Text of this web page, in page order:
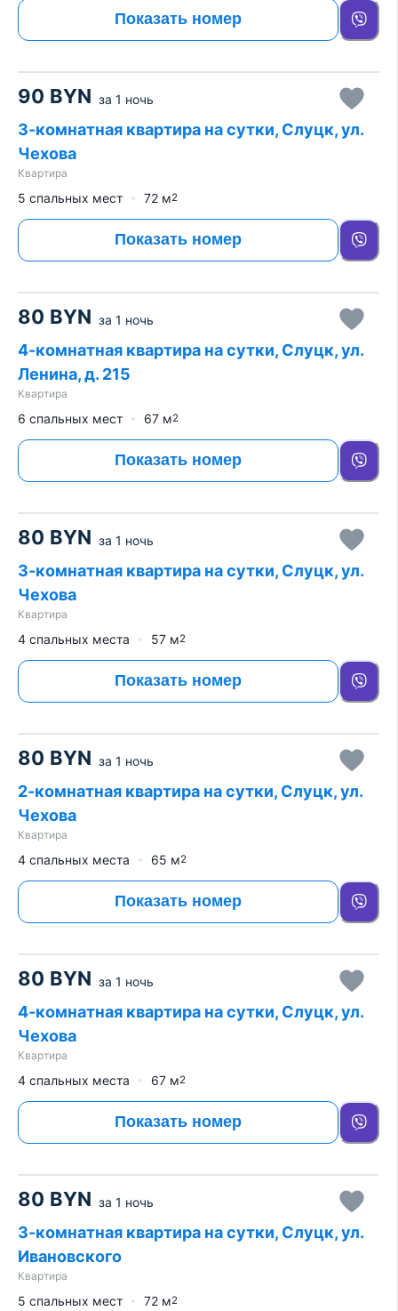
Показать номер
90 BYN за 1 ночь
3-комнатная квартира на сутки, Слуцк, ул.
Чехова
Квартира
5 спальных мест 72 м2
Показать номер
80 BYN за 1 ночь
4-комнатная квартира на сутки, Слуцк, ул.
Ленина, д. 215
Квартира
6 спальных мест 67 м2
Показать номер
80 BYN за 1 ночь
3-комнатная квартира на сутки, Слуцк, ул.
Чехова
Квартира
4 спальных места 57 м2
Показать номер
80 BYN за 1 ночь
2-комнатная квартира на сутки, Слуцк, ул.
Чехова
Квартира
4 спальных места 65 м2
Показать номер
80 BYN за 1 ночь
4-комнатная квартира на сутки, Слуцк, ул.
Чехова
Квартира
4 спальных места 67 м2
Показать номер
80 BYN за 1 ночь
3-комнатная квартира на сутки, Слуцк, ул.
Ивановского
Квартира
5 спальных мест 72 м2